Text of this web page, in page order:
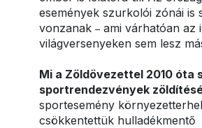
események szurkolói zónái is
vonzanak – ami várhatóan az
világversenyeken sem lesz
Mi a Zöldövezettel 2010 óta
sportrendezvények
sportesemény
csökkentettük hulladékmentő